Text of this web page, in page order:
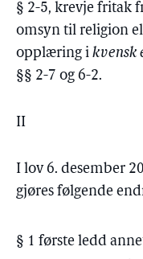
§ 2-5, krevje fritak
omsyn til religion
opplæring i kvensk
§§ 2-7 og 6-2.
II
I lov 6. desember
gjøres følgende
§ 1 første ledd